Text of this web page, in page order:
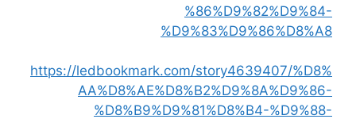
%86%D9%82%D9%84-
%D9%83%D9%86%D8%A8
https://ledbookmark.com/story4639407/%D8%
AA%D8%AE%D8%B2%D9%8A%D9%86-
%D8%B9%D9%81%D8%B4-%D9%88-